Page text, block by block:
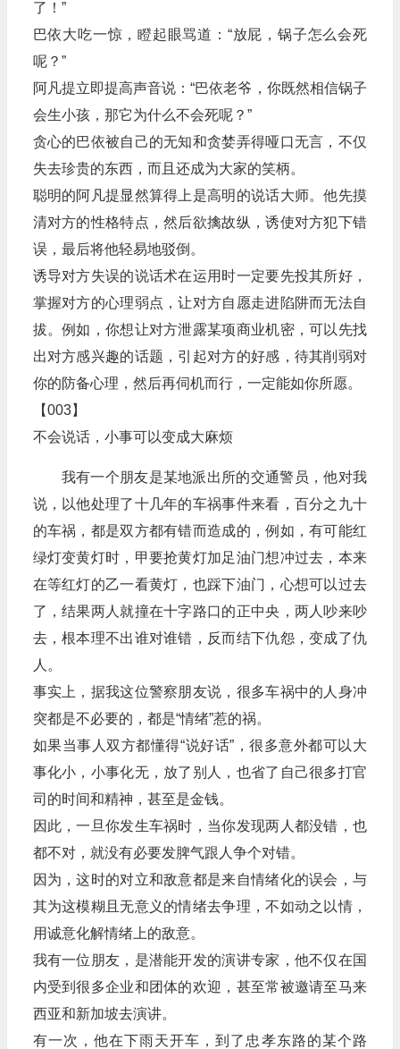
了！”
巴依大吃一惊，瞪起眼骂道：“放屁，锅子怎么会死
呢？”
阿凡提立即提高声音说：“巴依老爷，你既然相信锅子
会生小孩，那它为什么不会死呢？”
贪心的巴依被自己的无知和贪婪弄得哑口无言，不仅
失去珍贵的东西，而且还成为大家的笑柄。
聪明的阿凡提显然算得上是高明的说话大师。他先摸
清对方的性格特点，然后欲擒故纵，诱使对方犯下错
误，最后将他轻易地驳倒。
诱导对方失误的说话术在运用时一定要先投其所好，
掌握对方的心理弱点，让对方自愿走进陷阱而无法自
拔。例如，你想让对方泄露某项商业机密，可以先找
出对方感兴趣的话题，引起对方的好感，待其削弱对
你的防备心理，然后再伺机而行，一定能如你所愿。
【003】
不会说话，小事可以变成大麻烦
我有一个朋友是某地派出所的交通警员，他对我
说，以他处理了十几年的车祸事件来看，百分之九十
的车祸，都是双方都有错而造成的，例如，有可能红
绿灯变黄灯时，甲要抢黄灯加足油门想冲过去，本来
在等红灯的乙一看黄灯，也踩下油门，心想可以过去
了，结果两人就撞在十字路口的正中央，两人吵来吵
去，根本理不出谁对谁错，反而结下仇怨，变成了仇
人。
事实上，据我这位警察朋友说，很多车祸中的人身冲
突都是不必要的，都是“情绪”惹的祸。
如果当事人双方都懂得“说好话”，很多意外都可以大
事化小，小事化无，放了别人，也省了自己很多打官
司的时间和精神，甚至是金钱。
因此，一旦你发生车祸时，当你发现两人都没错，也
都不对，就没有必要发脾气跟人争个对错。
因为，这时的对立和敌意都是来自情绪化的误会，与
其为这模糊且无意义的情绪去争理，不如动之以情，
用诚意化解情绪上的敌意。
我有一位朋友，是潜能开发的演讲专家，他不仅在国
内受到很多企业和团体的欢迎，甚至常被邀请至马来
西亚和新加坡去演讲。
有一次，他在下雨天开车，到了忠孝东路的某个路